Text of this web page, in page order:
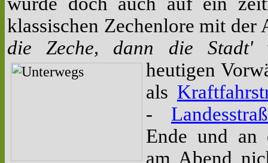
klassischen Zechenlore mit
die Zeche, dann die Stadt'
heutigen
als
-
Ende und an
am Abend